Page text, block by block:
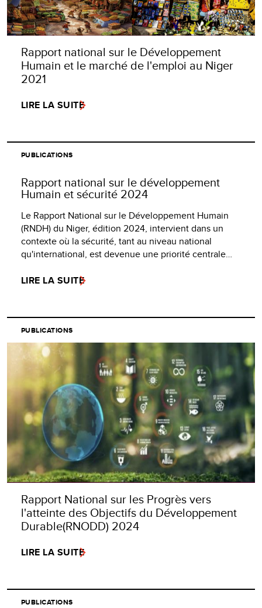
Rapport national sur le Développement
Humain et le marché de l'emploi au Niger
2021
LIRE LA SUITE
PUBLICATIONS
Rapport national sur le développement
Humain et sécurité 2024
Le Rapport National sur le Développement Humain
(RNDH) du Niger, édition 2024, intervient dans un
contexte où la sécurité, tant au niveau national
qu'international, est devenue une priorité centrale…
LIRE LA SUITE
PUBLICATIONS
Rapport National sur les Progrès vers
l'atteinte des Objectifs du Développement
Durable(RNODD) 2024
LIRE LA SUITE
PUBLICATIONS